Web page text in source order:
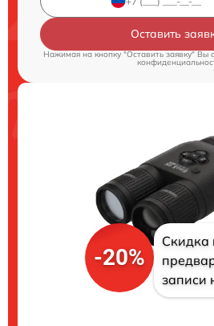
Оставить
Нажимая на кнопку "Оставить заявку" Вы
-20%
Скидка
записи